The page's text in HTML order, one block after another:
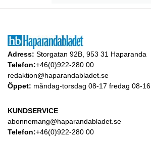
Adress: Storgatan 92B, 953 31 Haparanda
Telefon:+46(0)922-280 00
redaktion@haparandabladet.se
Öppet: måndag-torsdag 08-17 fredag 08-16
KUNDSERVICE
abonnemang@haparandabladet.se
Telefon:+46(0)922-280 00